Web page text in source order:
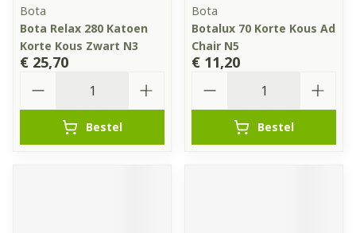
Bota
Bota Relax 280 Katoen
Korte Kous Zwart N3
€ 25,70
Bestel
Bota
Botalux 70 Korte Kous Ad
Chair N5
€ 11,20
Bestel